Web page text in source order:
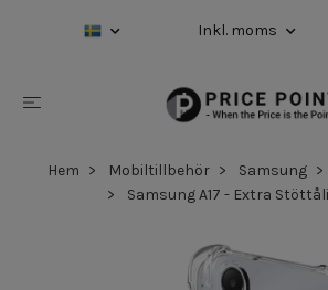
Inkl. moms
Hem Mobiltillbehör Samsung
Samsung A17 - Extra